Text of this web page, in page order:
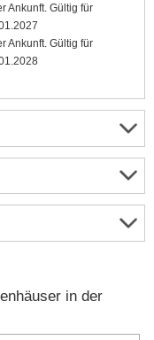
Ankunft. Gültig für
Ankunft. Gültig für
in der